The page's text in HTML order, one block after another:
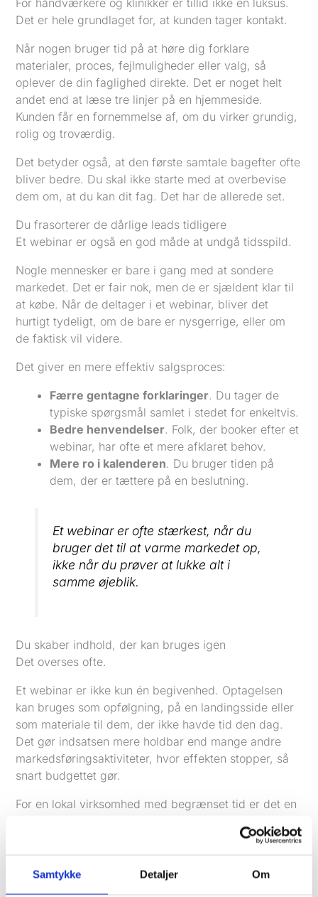
Samtykke Detaljer Om
For håndværkere og klinikker er tillid ikke en luksus.
Det er hele grundlaget for, at kunden tager kontakt.
Når nogen bruger tid på at høre dig forklare
materialer, proces, fejlmuligheder eller valg, så
oplever de din faglighed direkte. Det er noget helt
andet end at læse tre linjer på en hjemmeside.
Kunden får en fornemmelse af, om du virker grundig,
rolig og troværdig.
Det betyder også, at den første samtale bagefter ofte
bliver bedre. Du skal ikke starte med at overbevise
dem om, at du kan dit fag. Det har de allerede set.
Du frasorterer de dårlige leads tidligere
Et webinar er også en god måde at undgå tidsspild.
Nogle mennesker er bare i gang med at sondere
markedet. Det er fair nok, men de er sjældent klar til
at købe. Når de deltager i et webinar, bliver det
hurtigt tydeligt, om de bare er nysgerrige, eller om
de faktisk vil videre.
Det giver en mere effektiv salgsproces:
Færre gentagne forklaringer. Du tager de
typiske spørgsmål samlet i stedet for enkeltvis.
Bedre henvendelser. Folk, der booker efter et
webinar, har ofte et mere afklaret behov.
Mere ro i kalenderen. Du bruger tiden på
dem, der er tættere på en beslutning.
Et webinar er ofte stærkest, når du
bruger det til at varme markedet op,
ikke når du prøver at lukke alt i
samme øjeblik.
Du skaber indhold, der kan bruges igen
Det overses ofte.
Et webinar er ikke kun én begivenhed. Optagelsen
kan bruges som opfølgning, på en landingsside eller
som materiale til dem, der ikke havde tid den dag.
Det gør indsatsen mere holdbar end mange andre
markedsføringsaktiviteter, hvor effekten stopper, så
snart budgettet gør.
For en lokal virksomhed med begrænset tid er det en
indhold, som både kan skabe tillid, forklare
over tid.